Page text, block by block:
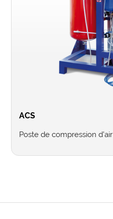
ACS
Poste de compression d’air